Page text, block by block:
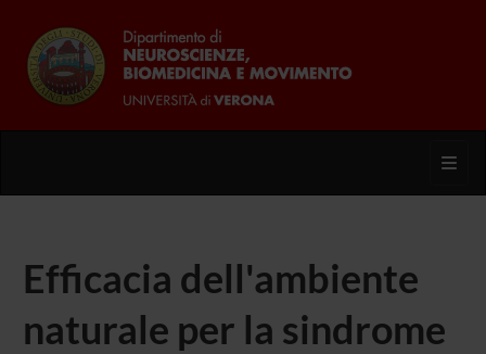
Efficacia dell'ambiente
naturale per la sindrome